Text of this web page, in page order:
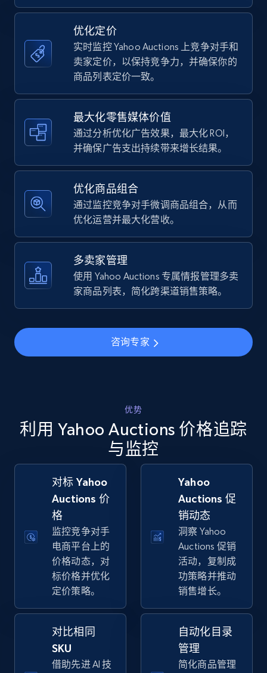
Author name, Asin, and more.
7.4K+ 872+
Walmart - products
URL, Final price, Sku, Currency, Gtin,
Specifications, Image urls, Top reviews, and
more.
5.6K+ 878+ 立即开始
URL, Final price, Sku, Currency, Gtin,
Specifications, Image urls, Top reviews, and
more.
URL, Final price, Sku, Currency, Gtin,
Specifications, Image urls, Top reviews, and
5.6K+
Walmart - products - Discover products by
using sku numbers
URL, Final price, Sku, Currency, Gtin,
Specifications, Image urls, Top reviews, and
more.
5.6K+ 立即开始
优化定价
实时监控 Yahoo Auctions 上竞争对手和
卖家定价，以保持竞争力，并确保你的
商品列表定价一致。
最大化零售媒体价值
通过分析优化广告效果，最大化 ROI，
并确保广告支出持续带来增长结果。
优化商品组合
通过监控竞争对手微调商品组合，从而
优化运营并最大化营收。
多卖家管理
使用 Yahoo Auctions 专属情报管理多卖
家商品列表，简化跨渠道销售策略。
咨询专家
优势
利用 Yahoo Auctions 价格追踪
与监控
对标 Yahoo
Auctions 价
格
监控竞争对手
电商平台上的
价格动态，对
标价格并优化
定价策略。
Yahoo
Auctions 促
销动态
洞察 Yahoo
Auctions 促销
活动，复制成
功策略并推动
销售增长。
对比相同
SKU
借助先进 AI 技
自动化目录
管理
简化商品管理